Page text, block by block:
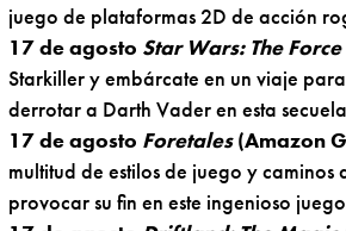
juego de plataformas 2D de acción
17 de agosto Star Wars: The
Starkiller y embárcate en un viaje
derrotar a Darth Vader en esta
17 de agosto Foretales(Amazon
multitud de estilos de juego y
provocar su fin en este ingenioso